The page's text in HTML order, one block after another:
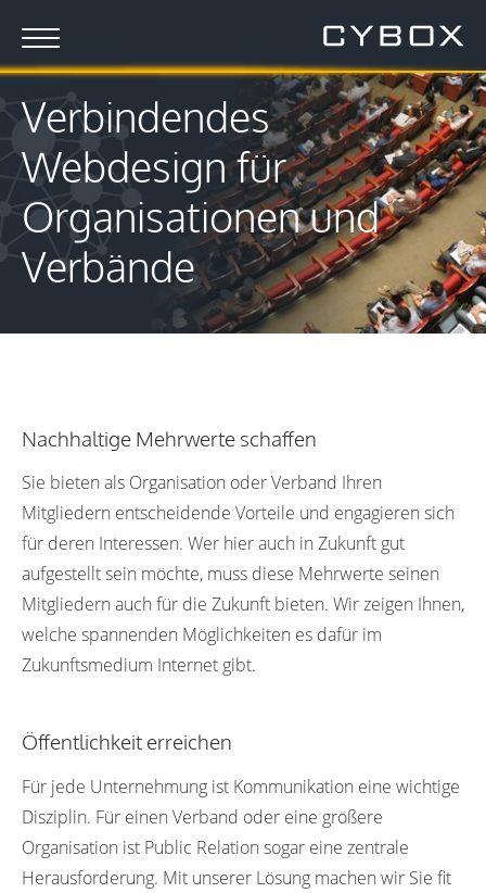
Verbindendes
Webdesign für
Organisationen und
Verbände
Nachhaltige Mehrwerte schaffen
Sie bieten als Organisation oder Verband Ihren
Mitgliedern entscheidende Vorteile und engagieren sich
für deren Interessen. Wer hier auch in Zukunft gut
aufgestellt sein möchte, muss diese Mehrwerte seinen
Mitgliedern auch für die Zukunft bieten. Wir zeigen Ihnen,
welche spannenden Möglichkeiten es dafür im
Zukunftsmedium Internet gibt.
Öffentlichkeit erreichen
Für jede Unternehmung ist Kommunikation eine wichtige
Disziplin. Für einen Verband oder eine größere
Organisation ist Public Relation sogar eine zentrale
Herausforderung. Mit unserer Lösung machen wir Sie fit